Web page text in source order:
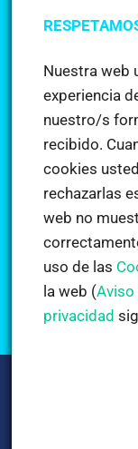
Dónde
Noticias
Deseo
Comentarios
Cursos
Comentarios
Nuestra web
experiencia
nuestro/s
recibido.
cookies
rechazarlas
web no
uso de las
la web (Aviso
privacidad